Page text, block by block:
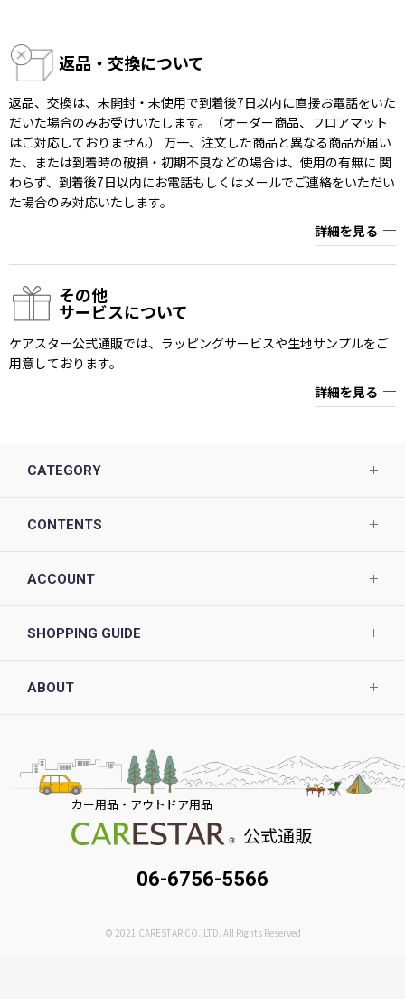
返品・交換について
返品、交換は、未開封・未使用で到着後7日以内に直接お電話をいた
だいた場合のみお受けいたします。（オーダー商品、フロアマット
はご対応しておりません） 万一、注文した商品と異なる商品が届い
た、または到着時の破損・初期不良などの場合は、使用の有無に 関
わらず、到着後7日以内にお電話もしくはメールでご連絡をいただい
た場合のみ対応いたします。
詳細を見る
その他
サービスについて
ケアスター公式通販では、ラッピングサービスや生地サンプルをご
用意しております。
詳細を見る
CATEGORY
CONTENTS
ACCOUNT
SHOPPING GUIDE
ABOUT
カー用品・アウトドア用品
公式通販
06-6756-5566
© 2021 CARESTAR CO.,LTD. All Rights Reserved